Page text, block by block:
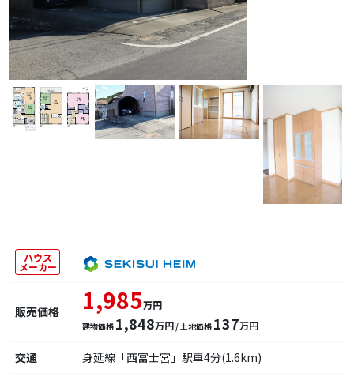
ハウス
メーカー
販売価格 1,985万円
建物価格 1,848万円 / 土地価格 137万円
交通
身延線「西富士宮」駅車4分(1.6km)